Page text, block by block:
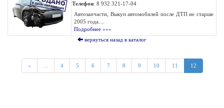
Телефон: 8 932 321-17-04
Автозапчасти, Выкуп автомобилей после ДТП не старше
2005 года....
Подробнее »»»
вернуться назад в каталог
« 4 5 6 7 8 9 10 11 12